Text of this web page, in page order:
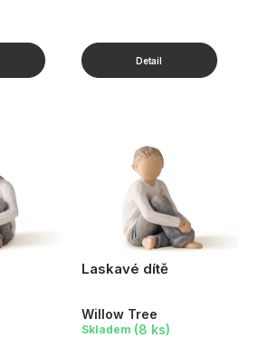
Laskavé dítě
Willow Tree
Skladem (8 ks)